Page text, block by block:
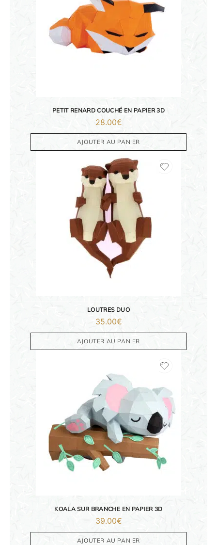
PETIT RENARD COUCHÉ EN PAPIER 3D
28.00€
AJOUTER AU PANIER
LOUTRES DUO
35.00€
AJOUTER AU PANIER
KOALA SUR BRANCHE EN PAPIER 3D
39.00€
AJOUTER AU PANIER
IDÉES CADEAUX